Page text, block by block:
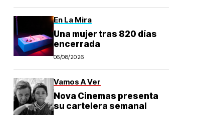
En La Mira
Una mujer tras 820 días
encerrada
06/08/2026
Vamos A Ver
Nova Cinemas presenta
su cartelera semanal